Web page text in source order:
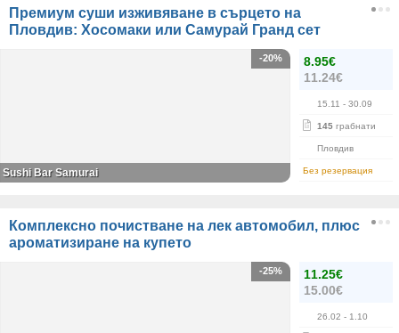
Премиум суши изживяване в сърцето на
Пловдив: Хосомаки или Самурай Гранд сет
8.95€
11.24€
15.11 - 30.09
145 грабнати
Пловдив
Без резервация
-20%
Sushi Bar Samurai
Комплексно почистване на лек автомобил, плюс
ароматизиране на купето
11.25€
15.00€
26.02 - 1.10
-25%